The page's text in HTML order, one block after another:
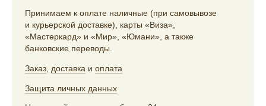
Принимаем к оплате наличные (при самовывозе
и курьерской доставке), карты «Виза»,
«Мастеркард» и «Мир», «Юмани», а также
банковские переводы.
Заказ доставка и оплата
Защита личных данных